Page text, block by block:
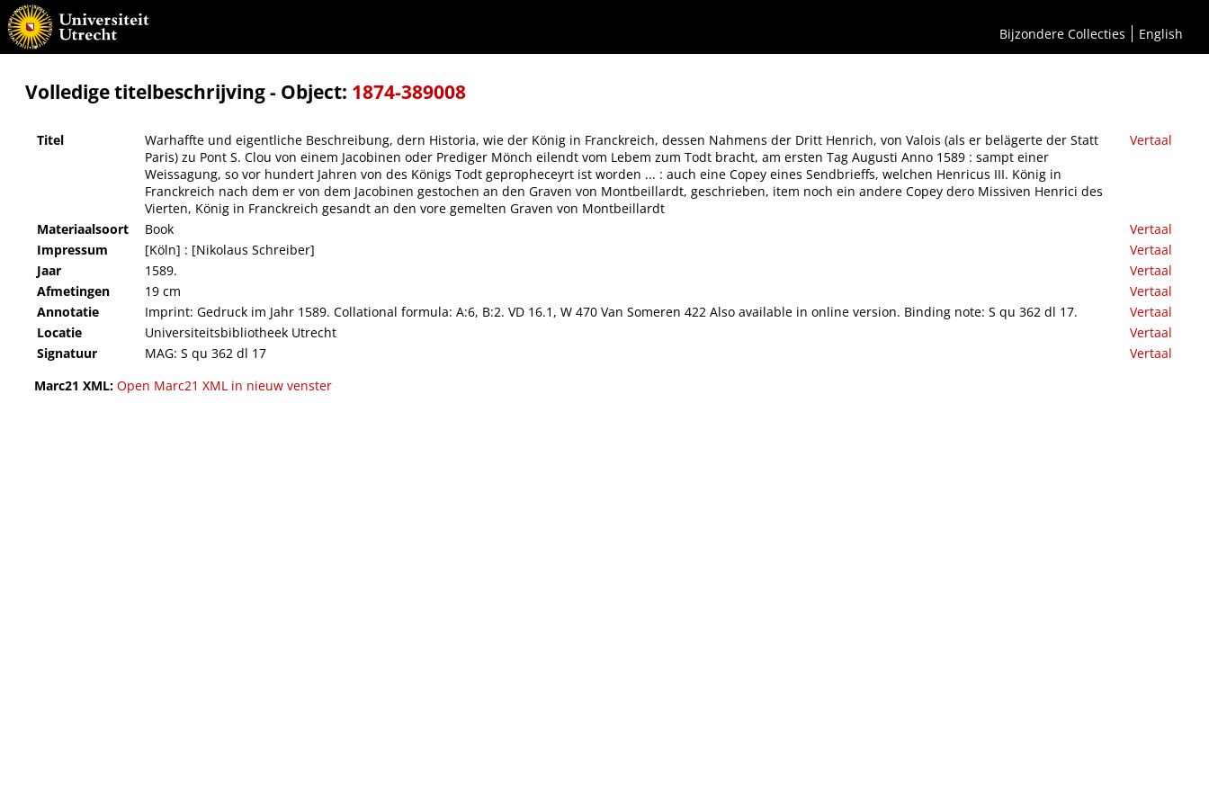
Bijzondere Collecties English
Warhaffte und eigentliche Beschreibung, dern Historia, wie der König in Franckreich, dessen Nahmens der Dritt Henrich, von Valois (als er belägerte der Statt Paris) zu Pont S. Clou von einem Jacobinen oder Prediger Mönch eilendt vom Lebem zum Todt bracht, am
ersten Tag Augusti Anno 1589 : sampt einer Weissagung, so vor hundert Jahren von des Königs Todt gepropheceyrt ist worden ... : auch eine Copey eines Sendbrieffs, welchen Henricus III. König in Franckreich nach dem er von dem Jacobinen gestochen an den
Graven von Montbeillardt, geschrieben, item noch ein andere Copey dero Missiven Henrici des Vierten, König in Franckreich gesandt an den vore gemelten Graven von Montbeillardt
Volledige titelbeschrijving - Object: 1874-389008
Titel
Warhaffte und eigentliche Beschreibung, dern Historia, wie der König in Franckreich, dessen Nahmens der Dritt Henrich, von Valois (als er belägerte der Statt
Paris) zu Pont S. Clou von einem Jacobinen oder Prediger Mönch eilendt vom Lebem zum Todt bracht, am ersten Tag Augusti Anno 1589 : sampt einer
Weissagung, so vor hundert Jahren von des Königs Todt gepropheceyrt ist worden ... : auch eine Copey eines Sendbrieffs, welchen Henricus III. König in
Franckreich nach dem er von dem Jacobinen gestochen an den Graven von Montbeillardt, geschrieben, item noch ein andere Copey dero Missiven Henrici des
Vierten, König in Franckreich gesandt an den vore gemelten Graven von Montbeillardt
Vertaal
Materiaalsoort Book
Vertaal
Impressum
[Köln] : [Nikolaus Schreiber]
Vertaal
Jaar
1589.
Vertaal
Afmetingen
19 cm
Vertaal
Annotatie
Imprint: Gedruck im Jahr 1589. Collational formula: A:6, B:2. VD 16.1, W 470 Van Someren 422 Also available in online version. Binding note: S qu 362 dl 17.
Vertaal
Locatie
Universiteitsbibliotheek Utrecht
Vertaal
Signatuur
MAG: S qu 362 dl 17
Vertaal
Marc21 XML: Open Marc21 XML in nieuw venster